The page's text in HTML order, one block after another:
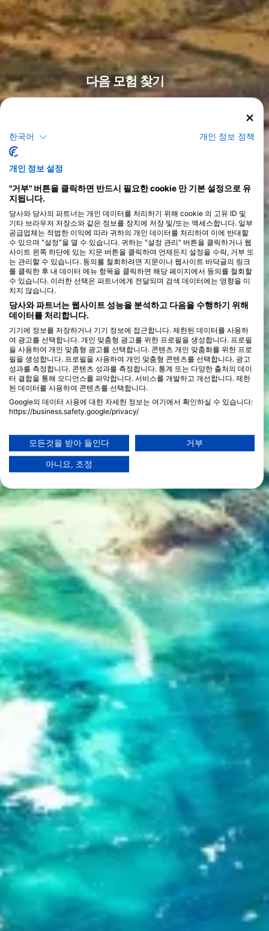
다음 모험 찾기
색하고, 원하는 해양 생물을 만나보거나, 전 세계 최고의 다이빙 센
코스
한국어 개인 정보 정책
개인 정보 설정
"거부" 버튼을 클릭하면 반드시 필요한 cookie 만 기본 설정으로 유
지됩니다.
당사와 당사의 파트너는 개인 데이터를 처리하기 위해 cookie 의 고유 ID 및
기타 브라우저 저장소와 같은 정보를 장치에 저장 및/또는 액세스합니다. 일부
공급업체는 적법한 이익에 따라 귀하의 개인 데이터를 처리하여 이에 반대할
수 있으며 "설정"을 열 수 있습니다. 귀하는 "설정 관리" 버튼을 클릭하거나 웹
사이트 왼쪽 하단에 있는 지문 버튼을 클릭하여 언제든지 설정을 수락, 거부 또
는 관리할 수 있습니다. 동의를 철회하려면 지문이나 웹사이트 바닥글의 링크
를 클릭한 후 내 데이터 메뉴 항목을 클릭하면 해당 페이지에서 동의를 철회할
수 있습니다. 이러한 선택은 파트너에게 전달되며 검색 데이터에는 영향을 미
치지 않습니다.
당사와 파트너는 웹사이트 성능을 분석하고 다음을 수행하기 위해
데이터를 처리합니다.
기기에 정보를 저장하거나 기기 정보에 접근합니다. 제한된 데이터를 사용하
여 광고를 선택합니다. 개인 맞춤형 광고를 위한 프로필을 생성합니다. 프로필
을 사용하여 개인 맞춤형 광고를 선택합니다. 콘텐츠 개인 맞춤화를 위한 프로
필을 생성합니다. 프로필을 사용하여 개인 맞춤형 콘텐츠를 선택합니다. 광고
성과를 측정합니다. 콘텐츠 성과를 측정합니다. 통계 또는 다양한 출처의 데이
터 결합을 통해 오디언스를 파악합니다. 서비스를 개발하고 개선합니다. 제한
된 데이터를 사용하여 콘텐츠를 선택합니다.
Google의 데이터 사용에 대한 자세한 정보는 여기에서 확인하실 수 있습니다:
https://business.safety.google/privacy/
귀하의 동의와 cookie 정책은 이 웹사이트/앱에만 적용됩니다.
파트너 목록 보기 (1 IAB 벤더)
당사는 귀하의 데이터를 다음 목적으로 사용합니다:
Store and/or access information on a device
Use limited data to select advertising
Create profiles for personalised advertising
Use profiles to select personalised
advertising
Create profiles to personalise content
Use profiles to select personalised content
Measure advertising performance
Measure content performance
Understand audiences through statistics or
combinations of data from different sources
Develop and improve services
Use limited data to select content
IAB 특별 기능:
Use precise geolocation data
Identify devices based on information
필요한
모든것을 받아 들인다 거부
아니요, 조정